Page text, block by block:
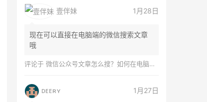
壹伴妹 1月28日
现在可以直接在电脑端的微信搜索文章
哦
评论于 微信公众号文章怎么搜？如何在电脑上搜索公众号文章？
ᴅᴇᴇʀʏ 1月27日